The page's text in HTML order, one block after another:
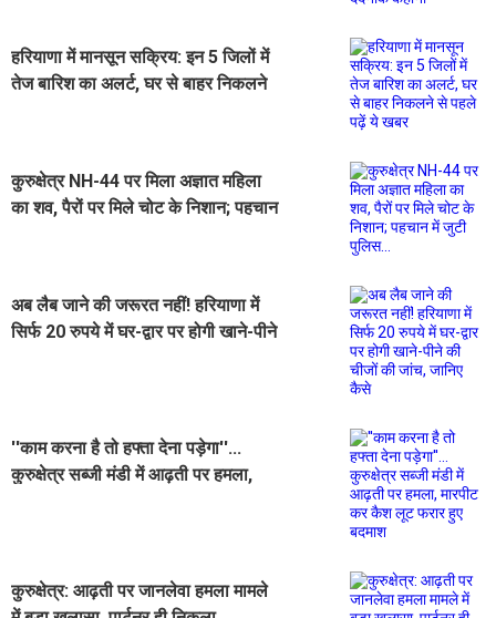
हरियाणा में मानसून सक्रिय: इन 5 जिलों में
तेज बारिश का अलर्ट, घर से बाहर निकलने
कुरुक्षेत्र NH-44 पर मिला अज्ञात महिला
का शव, पैरों पर मिले चोट के निशान; पहचान
अब लैब जाने की जरूरत नहीं! हरियाणा में
सिर्फ 20 रुपये में घर-द्वार पर होगी खाने-पीने
''काम करना है तो हफ्ता देना पड़ेगा''...
कुरुक्षेत्र सब्जी मंडी में आढ़ती पर हमला,
कुरुक्षेत्र: आढ़ती पर जानलेवा हमला मामले